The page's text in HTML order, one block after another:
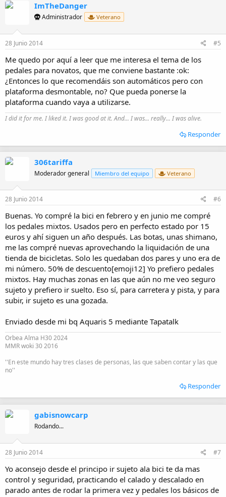
ImTheDanger
Administrador Veterano
28 Junio 2014 #5
Me quedo por aquí a leer que me interesa el tema de los
pedales para novatos, que me conviene bastante :ok:
¿Entonces lo que recomendáis son automáticos pero con
plataforma desmontable, no? Que pueda ponerse la
plataforma cuando vaya a utilizarse.
I did it for me. I liked it. I was good at it. And... I was... really... I was alive.
Responder
306tariffa
Moderador general Miembro del equipo Veterano
28 Junio 2014 #6
Buenas. Yo compré la bici en febrero y en junio me compré
los pedales mixtos. Usados pero en perfecto estado por 15
euros y ahí siguen un año después. Las botas, unas shimano,
me las compré nuevas aprovechando la liquidación de una
tienda de bicicletas. Solo les quedaban dos pares y uno era de
mi número. 50% de descuento[emoji12] Yo prefiero pedales
mixtos. Hay muchas zonas en las que aún no me veo seguro
sujeto y prefiero ir suelto. Eso sí, para carretera y pista, y para
subir, ir sujeto es una gozada.
Enviado desde mi bq Aquaris 5 mediante Tapatalk
Orbea Alma H30 2024
MMR woki 30 2016
''En este mundo hay tres clases de personas, las que saben contar y las que
no''
Responder
gabisnowcarp
Rodando...
28 Junio 2014 #7
Yo aconsejo desde el principo ir sujeto ala bici te da mas
control y seguridad, practicando el calado y descalado en
parado antes de rodar la primera vez y pedales los básicos de